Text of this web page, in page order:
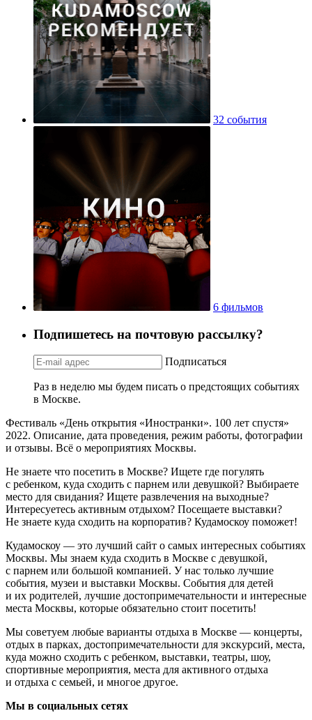
32 события
6 фильмов
Подпишетесь на почтовую рассылку?
Подписаться
Раз в неделю мы будем писать о предстоящих событиях
в Москве.
Фестиваль «День открытия «Иностранки». 100 лет спустя»
2022. Описание, дата проведения, режим работы, фотографии
и отзывы. Всё о мероприятиях Москвы.
Не знаете что посетить в Москве? Ищете где погулять
с ребенком, куда сходить с парнем или девушкой? Выбираете
место для свидания? Ищете развлечения на выходные?
Интересуетесь активным отдыхом? Посещаете выставки?
Не знаете куда сходить на корпоратив? Кудамоскоу поможет!
Кудамоскоу — это лучший сайт о самых интересных событиях
Москвы. Мы знаем куда сходить в Москве с девушкой,
с парнем или большой компанией. У нас только лучшие
события, музеи и выставки Москвы. События для детей
и их родителей, лучшие достопримечательности и интересные
места Москвы, которые обязательно стоит посетить!
Мы советуем любые варианты отдыха в Москве — концерты,
отдых в парках, достопримечательности для экскурсий, места,
куда можно сходить с ребенком, выставки, театры, шоу,
спортивные мероприятия, места для активного отдыха
и отдыха с семьей, и многое другое.
Мы в социальных сетях